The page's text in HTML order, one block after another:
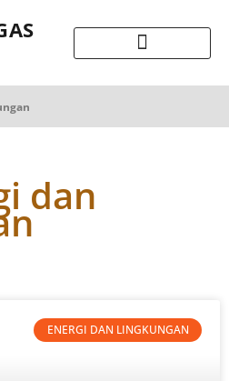
dan
ENERGI DAN LINGKUNGAN